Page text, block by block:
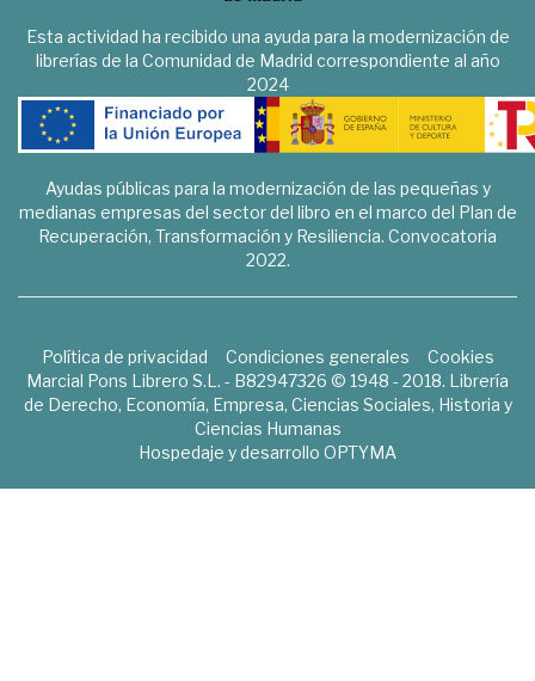
Esta actividad ha recibido una ayuda para la modernización de
librerías de la Comunidad de Madrid correspondiente al año
2024
Ayudas públicas para la modernización de las pequeñas y
medianas empresas del sector del libro en el marco del Plan de
Recuperación, Transformación y Resiliencia. Convocatoria
2022.
Política de privacidad Condiciones generales
Cookies
Marcial Pons Librero S.L. - B82947326 © 1948 - 2018. Librería
de Derecho, Economía, Empresa, Ciencias Sociales, Historia y
Ciencias Humanas
Hospedaje y desarrollo OPTYMA